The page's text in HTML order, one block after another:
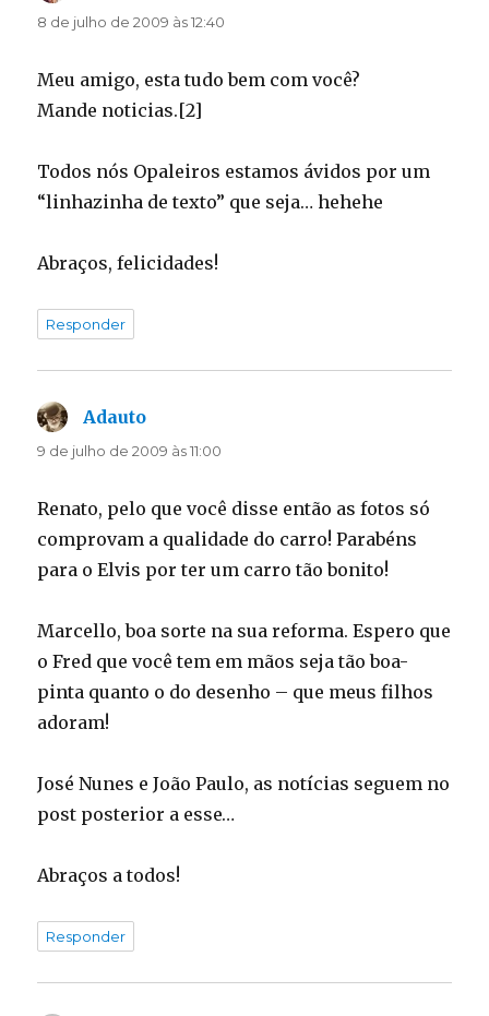
8 de julho de 2009 às 12:40
Meu amigo, esta tudo bem com você?
Mande noticias.[2]
Todos nós Opaleiros estamos ávidos por um
“linhazinha de texto” que seja… hehehe
Abraços, felicidades!
Responder
Adauto
9 de julho de 2009 às 11:00
Renato, pelo que você disse então as fotos só
comprovam a qualidade do carro! Parabéns
para o Elvis por ter um carro tão bonito!
Marcello, boa sorte na sua reforma. Espero que
o Fred que você tem em mãos seja tão boa-
pinta quanto o do desenho – que meus filhos
adoram!
José Nunes e João Paulo, as notícias seguem no
post posterior a esse…
Abraços a todos!
Responder